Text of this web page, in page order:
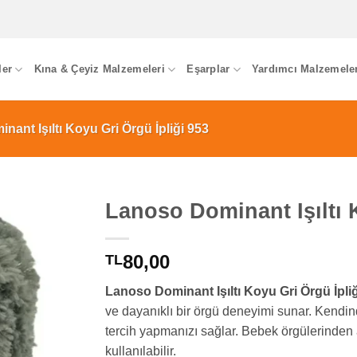
Kına & Çeyiz Malzemeleri Eşarplar Yardımcı
Işıltı Koyu Gri Örgü İpliği 953
Lanoso Dominant
TL80,00
Lanoso Dominant Işıltı Koyu Gri Örgü
ve dayanıklı bir örgü deneyimi sunar.
tercih yapmanızı sağlar. Bebek
kullanılabilir.